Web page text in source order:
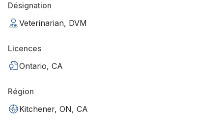
Désignation
Veterinarian, DVM
Licences
Ontario, CA
Région
Kitchener, ON, CA